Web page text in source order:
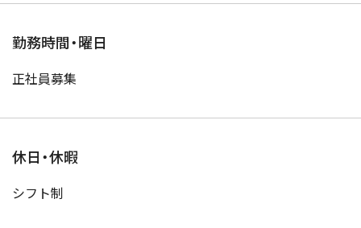
勤務時間・曜日
正社員募集
休日・休暇
シフト制